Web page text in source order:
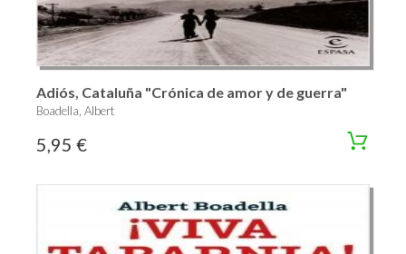
Adiós, Cataluña "Crónica de amor y de guerra"
Boadella, Albert
5,95 €